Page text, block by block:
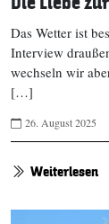
Das Wetter ist
Interview
wechseln wir
[…]
26. August 2025
Weiterlesen